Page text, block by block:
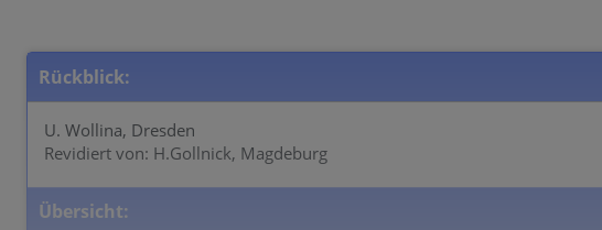
Rückblick:
U. Wollina, Dresden
Revidiert von: H.Gollnick, Magdeburg
Übersicht: